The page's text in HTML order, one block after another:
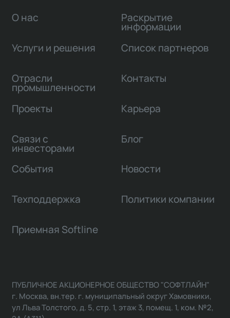
О нас
Услуги и решения
Отрасли
промышленности
Проекты
Связи с
инвесторами
Раскрытие
информации
Список партнеров
Контакты
Карьера
Блог
События Новости
Техподдержка Политики компании
Приемная Softline
ПУБЛИЧНОЕ АКЦИОНЕРНОЕ ОБЩЕСТВО "СОФТЛАЙН"
г. Москва, вн.тер. г. муниципальный округ Хамовники,
ул Льва Толстого, д. 5, стр. 1, этаж 3, помещ. 1, ком. №2,